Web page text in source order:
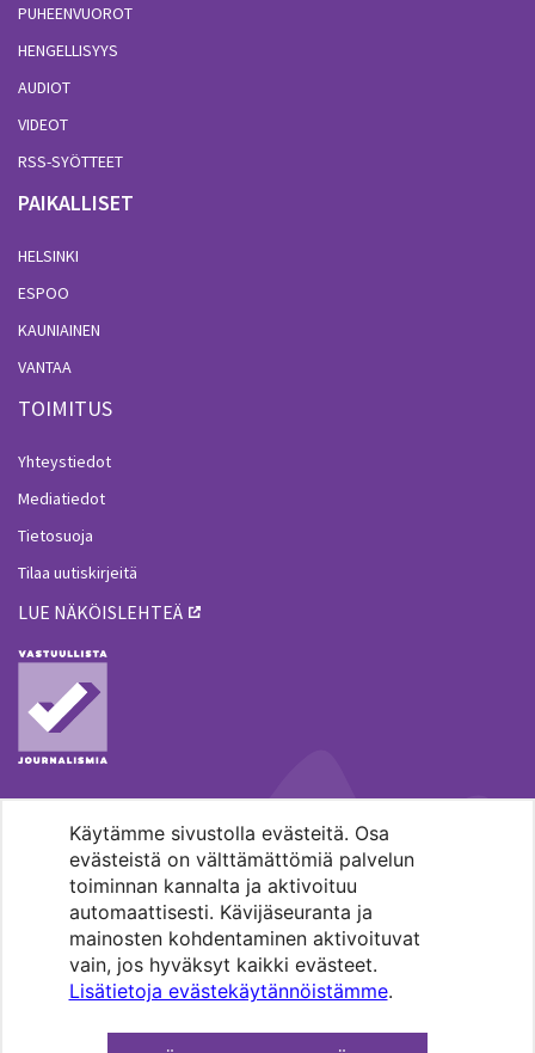
Käytämme sivustolla evästeitä. Osa
evästeistä on välttämättömiä palvelun
toiminnan kannalta ja aktivoituu
automaattisesti. Kävijäseuranta ja
mainosten kohdentaminen aktivoituvat
vain, jos hyväksyt kaikki evästeet.
Lisätietoja evästekäytännöistämme.
PUHEENVUOROT
HENGELLISYYS
AUDIOT
VIDEOT
RSS-SYÖTTEET
PAIKALLISET
HELSINKI
ESPOO
KAUNIAINEN
VANTAA
TOIMITUS
Yhteystiedot
Mediatiedot
Tietosuoja
Tilaa uutiskirjeitä
LUE NÄKÖISLEHTEÄ
MENOHAKU
Pääkaupunkiseudun evankelis-
luterilaisten seurakuntien media.